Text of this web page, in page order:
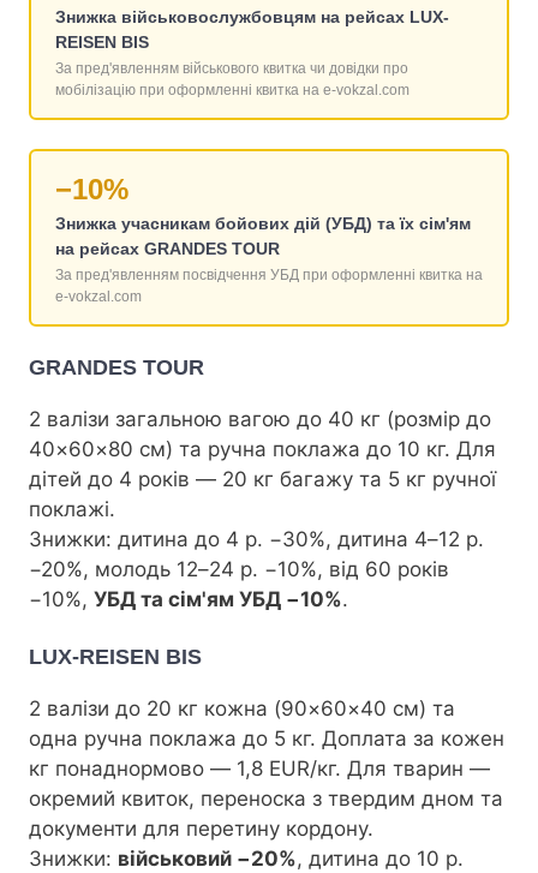
Знижка військовослужбовцям на рейсах LUX-
REISEN BIS
За пред'явленням військового квитка чи довідки про
мобілізацію при оформленні квитка на e-vokzal.com
−10%
Знижка учасникам бойових дій (УБД) та їх сім'ям
на рейсах GRANDES TOUR
За пред'явленням посвідчення УБД при оформленні квитка на
e-vokzal.com
GRANDES TOUR
2 валізи загальною вагою до 40 кг (розмір до
40×60×80 см) та ручна поклажа до 10 кг. Для
дітей до 4 років — 20 кг багажу та 5 кг ручної
поклажі.
Знижки: дитина до 4 р. −30%, дитина 4–12 р.
−20%, молодь 12–24 р. −10%, від 60 років
−10%, УБД та сім'ям УБД −10%.
LUX-REISEN BIS
2 валізи до 20 кг кожна (90×60×40 см) та
одна ручна поклажа до 5 кг. Доплата за кожен
кг понаднормово — 1,8 EUR/кг. Для тварин —
окремий квиток, переноска з твердим дном та
документи для перетину кордону.
Знижки: військовий −20%, дитина до 10 р.